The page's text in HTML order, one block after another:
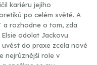
kariéru jejího
po celém světě. A
a rozhodne o tom, zda
odolat Jackovu
do praxe zcela nové
nejrůznější role v